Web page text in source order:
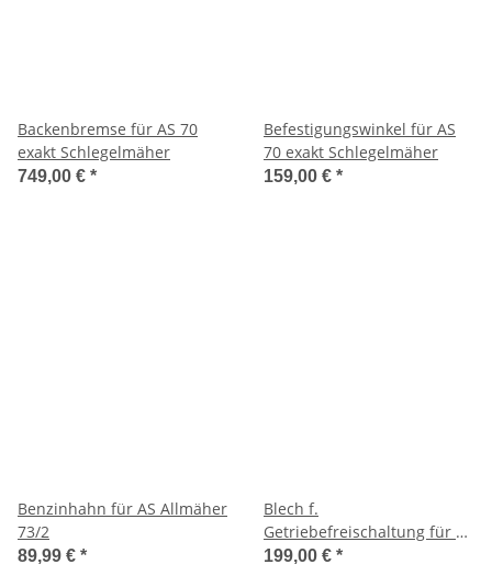
Backenbremse für AS 70
exakt Schlegelmäher
749,00 € *
Befestigungswinkel für AS
70 exakt Schlegelmäher
159,00 € *
Benzinhahn für AS Allmäher
73/2
89,99 € *
Blech f.
Getriebefreischaltung für AS
70 exakt Schlegelmäher
199,00 € *